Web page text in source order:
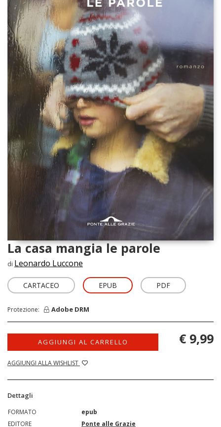
La casa mangia le parole
di Leonardo Luccone
CARTACEO EPUB PDF
Protezione: Adobe DRM
AGGIUNGI AL CARRELLO
AGGIUNGI ALLA WISHLIST
€ 9,99
Dettagli
FORMATO
epub
EDITORE
Ponte alle Grazie